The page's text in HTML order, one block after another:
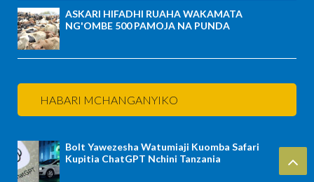
ASKARI HIFADHI RUAHA WAKAMATA
NG'OMBE 500 PAMOJA NA PUNDA
HABARI MCHANGANYIKO
Bolt Yawezesha Watumiaji Kuomba Safari
Kupitia ChatGPT Nchini Tanzania